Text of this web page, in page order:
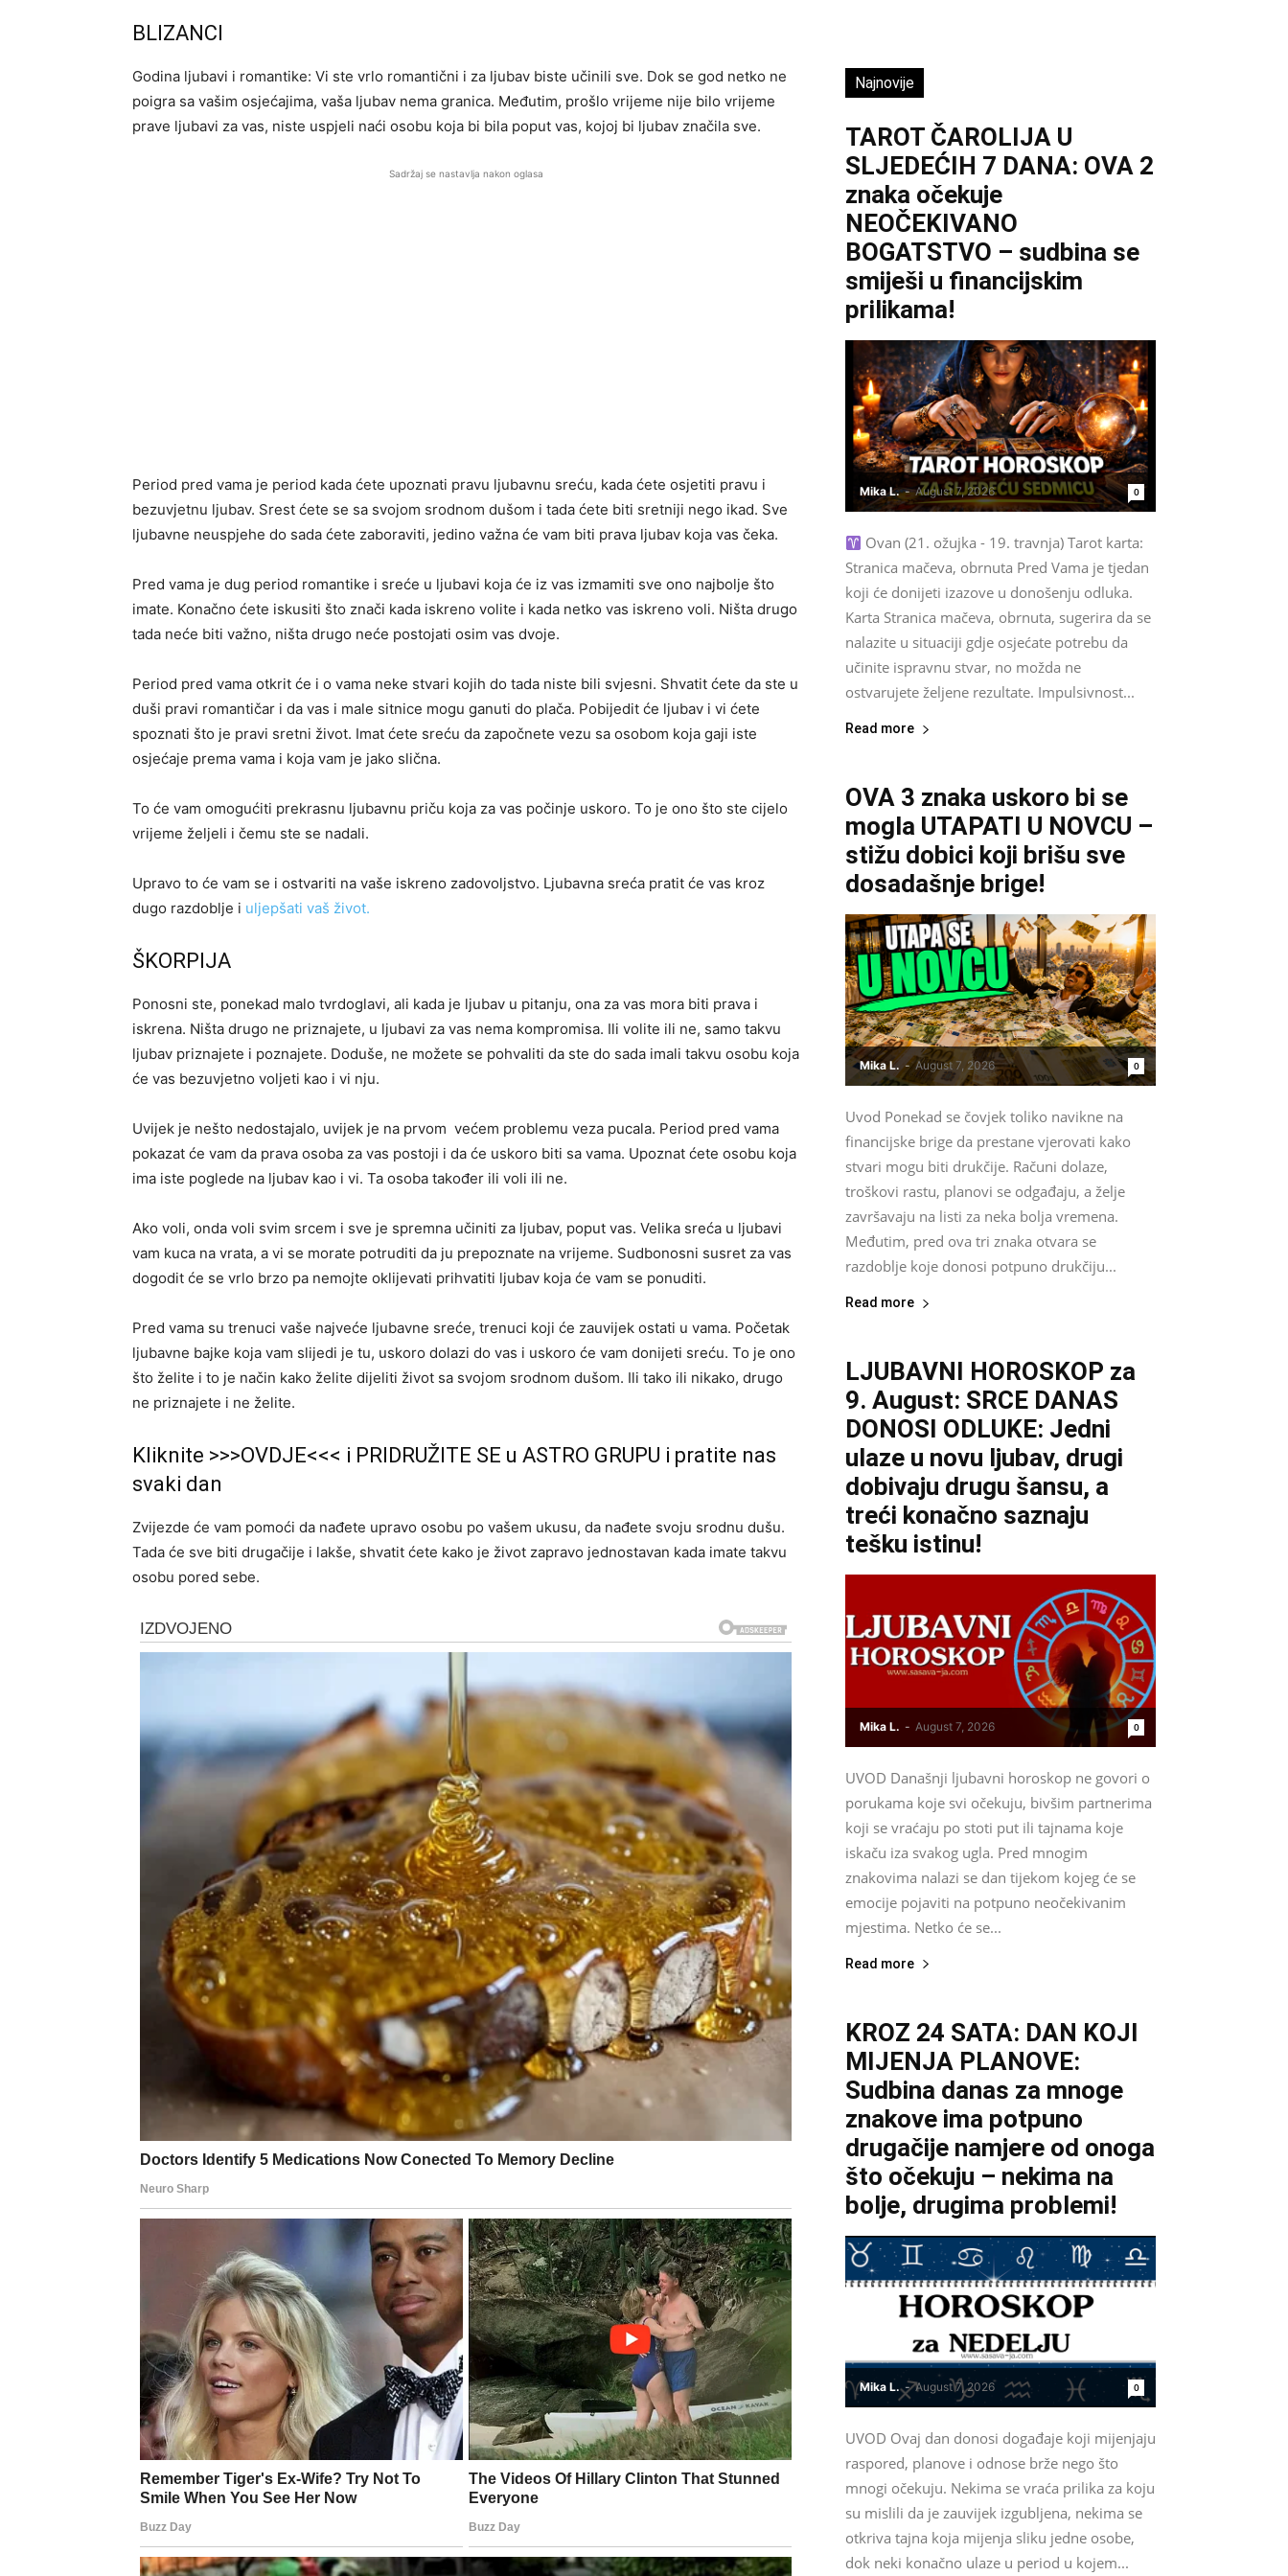
BLIZANCI
Godina ljubavi i romantike: Vi ste vrlo romantični i za ljubav biste učinili sve. Dok se god netko ne
poigra sa vašim osjećajima, vaša ljubav nema granica. Međutim, prošlo vrijeme nije bilo vrijeme
prave ljubavi za vas, niste uspjeli naći osobu koja bi bila poput vas, kojoj bi ljubav značila sve.
Sadržaj se nastavlja nakon oglasa
Period pred vama je period kada ćete upoznati pravu ljubavnu sreću, kada ćete osjetiti pravu i
bezuvjetnu ljubav. Srest ćete se sa svojom srodnom dušom i tada ćete biti sretniji nego ikad. Sve
ljubavne neuspjehe do sada ćete zaboraviti, jedino važna će vam biti prava ljubav koja vas čeka.
Pred vama je dug period romantike i sreće u ljubavi koja će iz vas izmamiti sve ono najbolje što
imate. Konačno ćete iskusiti što znači kada iskreno volite i kada netko vas iskreno voli. Ništa drugo
tada neće biti važno, ništa drugo neće postojati osim vas dvoje.
Period pred vama otkrit će i o vama neke stvari kojih do tada niste bili svjesni. Shvatit ćete da ste u
duši pravi romantičar i da vas i male sitnice mogu ganuti do plača. Pobijedit će ljubav i vi ćete
spoznati što je pravi sretni život. Imat ćete sreću da započnete vezu sa osobom koja gaji iste
osjećaje prema vama i koja vam je jako slična.
To će vam omogućiti prekrasnu ljubavnu priču koja za vas počinje uskoro. To je ono što ste cijelo
vrijeme željeli i čemu ste se nadali.
Upravo to će vam se i ostvariti na vaše iskreno zadovoljstvo. Ljubavna sreća pratit će vas kroz
dugo razdoblje i uljepšati vaš život.
ŠKORPIJA
Ponosni ste, ponekad malo tvrdoglavi, ali kada je ljubav u pitanju, ona za vas mora biti prava i
iskrena. Ništa drugo ne priznajete, u ljubavi za vas nema kompromisa. Ili volite ili ne, samo takvu
ljubav priznajete i poznajete. Doduše, ne možete se pohvaliti da ste do sada imali takvu osobu koja
će vas bezuvjetno voljeti kao i vi nju.
Uvijek je nešto nedostajalo, uvijek je na prvom većem problemu veza pucala. Period pred vama
pokazat će vam da prava osoba za vas postoji i da će uskoro biti sa vama. Upoznat ćete osobu koja
ima iste poglede na ljubav kao i vi. Ta osoba također ili voli ili ne.
Ako voli, onda voli svim srcem i sve je spremna učiniti za ljubav, poput vas. Velika sreća u ljubavi
vam kuca na vrata, a vi se morate potruditi da ju prepoznate na vrijeme. Sudbonosni susret za vas
dogodit će se vrlo brzo pa nemojte oklijevati prihvatiti ljubav koja će vam se ponuditi.
Pred vama su trenuci vaše najveće ljubavne sreće, trenuci koji će zauvijek ostati u vama. Početak
ljubavne bajke koja vam slijedi je tu, uskoro dolazi do vas i uskoro će vam donijeti sreću. To je ono
što želite i to je način kako želite dijeliti život sa svojom srodnom dušom. Ili tako ili nikako, drugo
ne priznajete i ne želite.
Kliknite >>>OVDJE<<< i PRIDRUŽITE SE u ASTRO GRUPU i pratite nas
svaki dan
Zvijezde će vam pomoći da nađete upravo osobu po vašem ukusu, da nađete svoju srodnu dušu.
Tada će sve biti drugačije i lakše, shvatit ćete kako je život zapravo jednostavan kada imate takvu
osobu pored sebe.
Najnovije
TAROT ČAROLIJA U
SLJEDEĆIH 7 DANA: OVA 2
znaka očekuje
NEOČEKIVANO
BOGATSTVO – sudbina se
smiješi u financijskim
prilikama!
Mika L. - August 7, 2026 0
Ovan (21. ožujka - 19. travnja) Tarot karta:
Stranica mačeva, obrnuta Pred Vama je tjedan
koji će donijeti izazove u donošenju odluka.
Karta Stranica mačeva, obrnuta, sugerira da se
nalazite u situaciji gdje osjećate potrebu da
učinite ispravnu stvar, no možda ne
ostvarujete željene rezultate. Impulsivnost...
Read more
OVA 3 znaka uskoro bi se
mogla UTAPATI U NOVCU –
stižu dobici koji brišu sve
dosadašnje brige!
Mika L. - August 7, 2026 0
Uvod Ponekad se čovjek toliko navikne na
financijske brige da prestane vjerovati kako
stvari mogu biti drukčije. Računi dolaze,
troškovi rastu, planovi se odgađaju, a želje
završavaju na listi za neka bolja vremena.
Međutim, pred ova tri znaka otvara se
razdoblje koje donosi potpuno drukčiju...
Read more
LJUBAVNI HOROSKOP za
9. August: SRCE DANAS
DONOSI ODLUKE: Jedni
ulaze u novu ljubav, drugi
dobivaju drugu šansu, a
treći konačno saznaju
tešku istinu!
Mika L. - August 7, 2026 0
UVOD Današnji ljubavni horoskop ne govori o
porukama koje svi očekuju, bivšim partnerima
koji se vraćaju po stoti put ili tajnama koje
iskaču iza svakog ugla. Pred mnogim
znakovima nalazi se dan tijekom kojeg će se
emocije pojaviti na potpuno neočekivanim
mjestima. Netko će se...
Read more
KROZ 24 SATA: DAN KOJI
MIJENJA PLANOVE:
Sudbina danas za mnoge
znakove ima potpuno
drugačije namjere od onoga
što očekuju – nekima na
bolje, drugima problemi!
Mika L. - August 7, 2026 0
UVOD Ovaj dan donosi događaje koji mijenjaju
raspored, planove i odnose brže nego što
mnogi očekuju. Nekima se vraća prilika za koju
su mislili da je zauvijek izgubljena, nekima se
otkriva tajna koja mijenja sliku jedne osobe,
dok neki konačno ulaze u period u kojem...